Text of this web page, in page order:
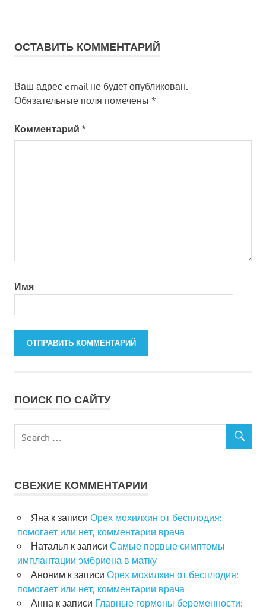
ОСТАВИТЬ КОММЕНТАРИЙ
Ваш адрес email не будет опубликован.
Обязательные поля помечены *
Комментарий *
Имя
ПОИСК ПО САЙТУ
СВЕЖИЕ КОММЕНТАРИИ
Яна к записи Орех мохилхин от бесплодия:
помогает или нет, комментарии врача
Наталья к записи Самые первые симптомы
имплантации эмбриона в матку
Аноним к записи Орех мохилхин от бесплодия:
помогает или нет, комментарии врача
Анна к записи Главные гормоны беременности: